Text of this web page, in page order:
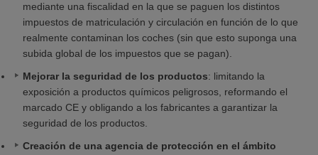
mediante una fiscalidad en la que se paguen los distintos
impuestos de matriculación y circulación en función de lo que
realmente contaminan los coches (sin que esto suponga una
subida global de los impuestos que se pagan).
Mejorar la seguridad de los productos: limitando la
exposición a productos químicos peligrosos, reformando el
marcado CE y obligando a los fabricantes a garantizar la
seguridad de los productos.
Creación de una agencia de protección en el ámbito